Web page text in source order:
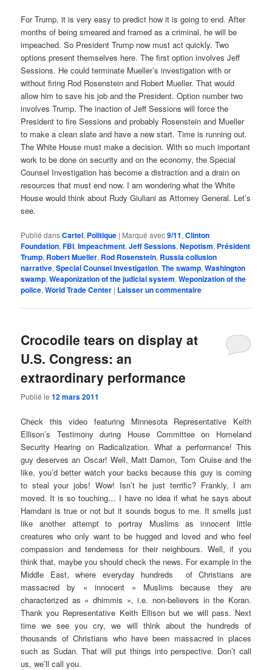
For Trump, it is very easy to predict how it is going to end. After
months of being smeared and framed as a criminal, he will be
impeached. So President Trump now must act quickly. Two
options present themselves here. The first option involves Jeff
Sessions. He could terminate Mueller’s investigation with or
without firing Rod Rosenstein and Robert Mueller. That would
allow him to save his job and the President. Option number two
involves Trump. The inaction of Jeff Sessions will force the
President to fire Sessions and probably Rosenstein and Mueller
to make a clean slate and have a new start. Time is running out.
The White House must make a decision. With so much important
work to be done on security and on the economy, the Special
Counsel Investigation has become a distraction and a drain on
resources that must end now. I am wondering what the White
House would think about Rudy Giuliani as Attorney General. Let’s
see.
Publié dansCartel, Politique | Marqué avec9/11,Clinton
Foundation,FBI,Impeachment,Jeff Sessions,Nepotism, Président
Trump, Robert Mueller, Rod Rosenstein, Russia collusion
narrative,Special Counsel Investigation,The swamp,Washington
swamp,Weaponization of the judicial system,Weponization of the
police,World Trade Center | Laisser un commentaire
Crocodile tears on display at
U.S. Congress: an
extraordinary performance
Publié le12 mars 2011
Check this video featuring Minnesota Representative Keith
Ellison’s Testimony during House Committee on Homeland
Security Hearing on Radicalization. What a performance! This
guy deserves an Oscar! Well, Matt Damon, Tom Cruise and the
like, you’d better watch your backs because this guy is coming
to steal your jobs! Wow! Isn’t he just terrific? Frankly, I am
moved. It is so touching… I have no idea if what he says about
Hamdani is true or not but it sounds bogus to me. It smells just
like another attempt to portray Muslims as innocent little
creatures who only want to be hugged and loved and who feel
compassion and tenderness for their neighbours. Well, if you
think that, maybe you should check the news. For example in the
Middle East, where everyday hundreds of Christians are
massacred by « innocent » Muslims because they are
characterized as « dhimmis », i.e. non-believers in the Koran.
Thank you Representative Keith Ellison but we will pass. Next
time we see you cry, we will think about the hundreds of
thousands of Christians who have been massacred in places
such as Sudan. That will put things into perspective. Don’t call
us, we’ll call you.